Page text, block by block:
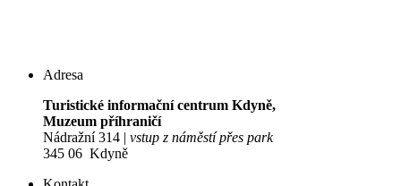
Adresa
Turistické informační centrum Kdyně,
Muzeum příhraničí
Nádražní 314 | vstup z náměstí přes park
345 06 Kdyně